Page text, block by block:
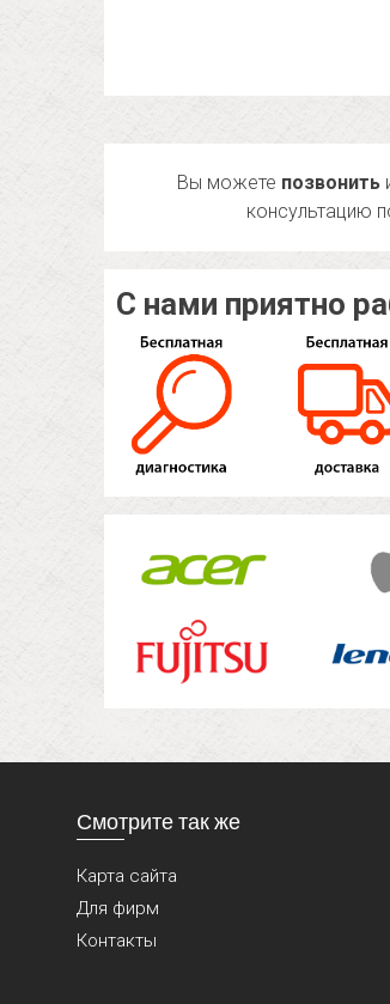
Вы можете позвонить
консультацию
С нами приятно
Смотрите так же
Карта сайта
Для фирм
Контакты